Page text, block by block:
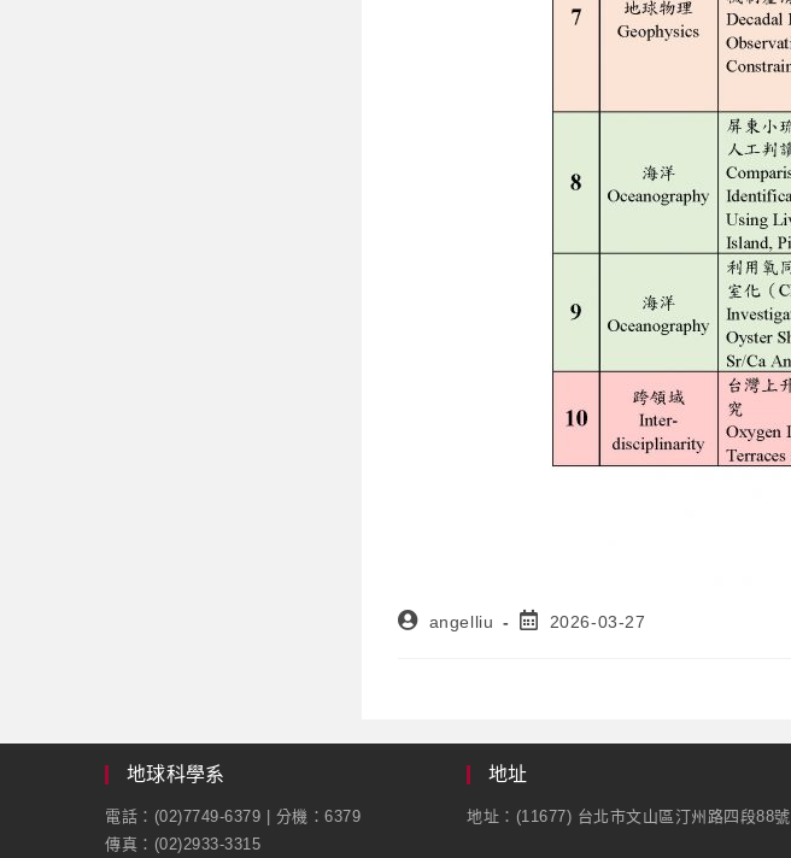
angelliu 2026-03-27
地球科學系
電話：(02)7749-6379 | 分機：6379
傳真：(02)2933-3315
地址
地址：(11677) 台北市文山區汀州路四段88號